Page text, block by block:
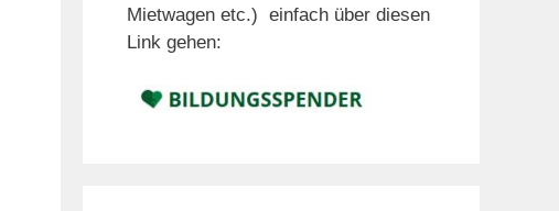
Mietwagen etc.) einfach über diesen
Link gehen: